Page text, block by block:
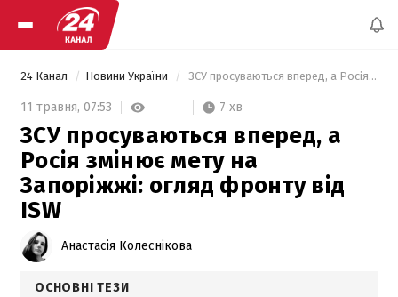
24 Канал Новини України ЗСУ просуваються вперед, а Росія змінює мету на Запоріжжі: огляд фронту від ISW
11 травня, 07:53 7 хв
ЗСУ просуваються вперед, а
Росія змінює мету на
Запоріжжі: огляд фронту від
ISW
Анастасія Колеснікова
ОСНОВНІ ТЕЗИ